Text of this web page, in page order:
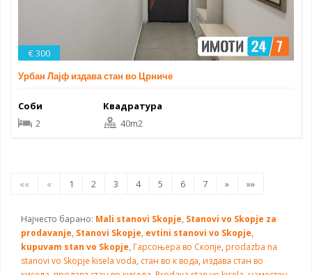
€ 300
Урбан Лајф издава стан во Црниче
Соби
2
Квадратура
40m2
«« « 1 2 3 4 5 6 7 » »»
Најчесто барано: Mali stanovi Skopje, Stanovi vo Skopje za
prodavanje, Stanovi Skopje, evtini stanovi vo Skopje,
kupuvam stan vo Skopje, Гарсоњера во Скопје, prodazba na
stanovi vo Skopje kisela voda, стан во к вода, издава стан во